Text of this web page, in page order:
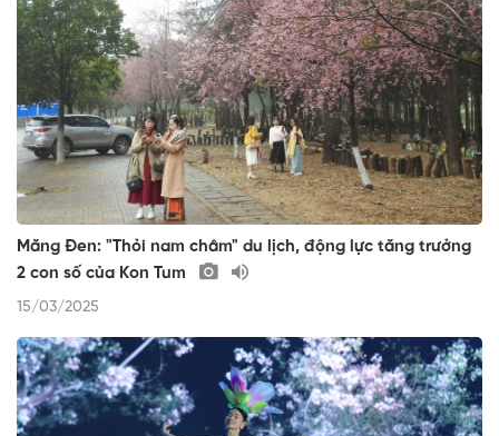
Măng Đen: "Thỏi nam châm" du lịch, động lực tăng trưởng
2 con số của Kon Tum
15/03/2025